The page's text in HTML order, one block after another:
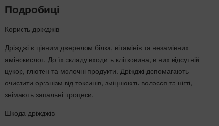
Подробиці
Користь дріжджів
Дріжджі є цінним джерелом білка, вітамінів та незамінних
амінокислот. До їх складу входить клітковина, в них відсутній
цукор, глютен та молочні продукти. Дріжджі допомагають
очистити організм від токсинів, зміцнюють волосся та нігті,
знімають запальні процеси.
Шкода дріжджів